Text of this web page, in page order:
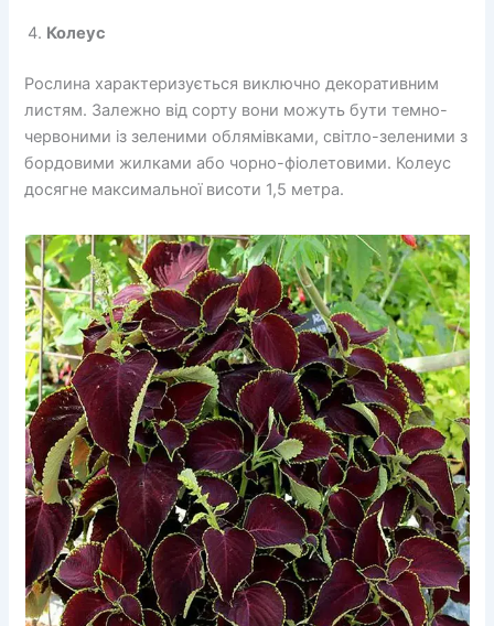
Колеус
Рослина характеризується виключно декоративним
листям. Залежно від сорту вони можуть бути темно-
червоними із зеленими облямівками, світло-зеленими з
бордовими жилками або чорно-фіолетовими. Колеус
досягне максимальної висоти 1,5 метра.